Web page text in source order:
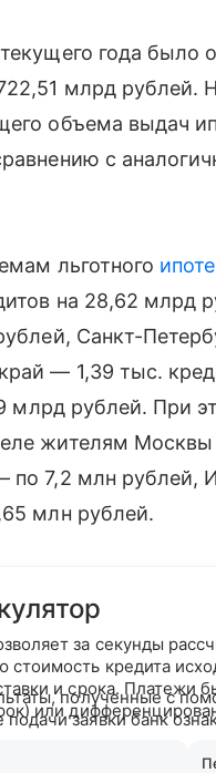
года было
млрд рублей.
объема выдач
с
льготного
на 28,62 млрд
Санкт-
— 1,39 тыс.
млрд рублей. При
жителям
по 7,2 млн рублей,
млн рублей.
за секунды
кредита
и срока. Платежи
или
полученные с
заявки банк